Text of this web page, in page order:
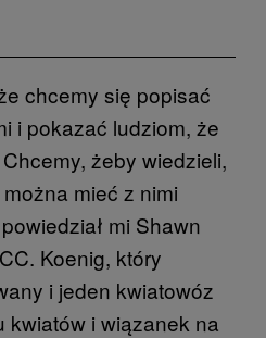
chcemy się popisać
i pokazać ludziom, że
żeby wiedzieli,
mieć z nimi
mi Shawn
Koenig, który
i jeden kwiatowóz
kwiatów i wiązanek na